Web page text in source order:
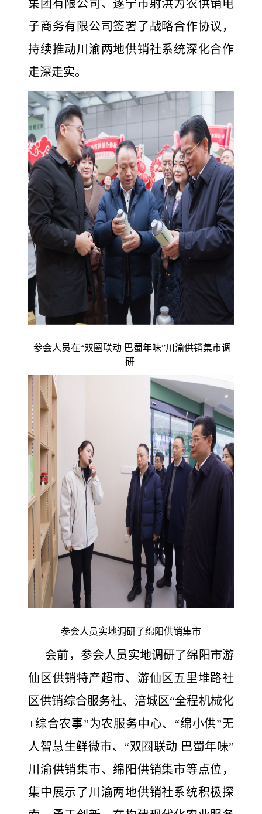
集团有限公司、遂宁市射洪为农供销电
子商务有限公司签署了战略合作协议，
持续推动川渝两地供销社系统深化合作
走深走实。
参会人员在“双圈联动 巴蜀年味”川渝供销集市调
研
参会人员实地调研了绵阳供销集市
会前，参会人员实地调研了绵阳市游
仙区供销特产超市、游仙区五里堆路社
区供销综合服务社、涪城区“全程机械化
+综合农事”为农服务中心、“绵小供”无
人智慧生鲜微市、“双圈联动 巴蜀年味”
川渝供销集市、绵阳供销集市等点位，
集中展示了川渝两地供销社系统积极探